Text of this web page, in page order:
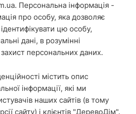
Персональна інформація -
про особу, яка дозволяє
цю особу,
дані, в розумінні
персональних даних.
містить опис
інформації, які ми
наших сайтів (в тому
сайту) і клієнтів "ДеревоДім".